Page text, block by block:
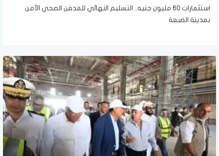
استثمارات 60 مليون جنيه.. التسليم النهائي للمدفن الصحي الآمن
بمدينة الضبعة